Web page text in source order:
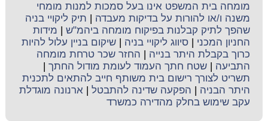
מומחה בית המשפט אינו בעל סמכות למנות מומחי
משנה ו/או להורות על בדיקות מעבדה
תיק ליקויי בניה
שהפך לתיק קבלנות בפיקוח מומחה ביהמ"ש
מידות
החניון המכני |סיווג ליקויי בניה |שיקום בניין עלול להיות
כרוך בקבלת היתר בנייה
החזר שכר טרחת מומחה
התביעה |שטח חתך העמוד לעומת מודול החתך
תשריט לצורך רישום בית משותף חייב להתאים לתכנית
היתר הבניה
הפקעה שדינה להתבטל |ארנונה מוגדלת
עקב שימוש בחלק מהדירה כמשרד